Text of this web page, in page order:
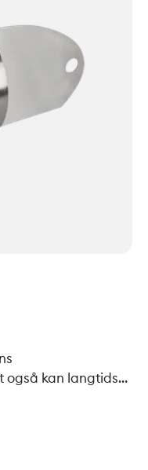
også kan langtids
i rustfritt stål, så